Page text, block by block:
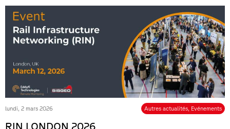
lundi, 2 mars 2026 Autres actualités, Evénements
RIN LONDON 2026